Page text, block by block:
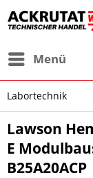
Menü
Labortechnik
Lawson
E
B25A20ACP